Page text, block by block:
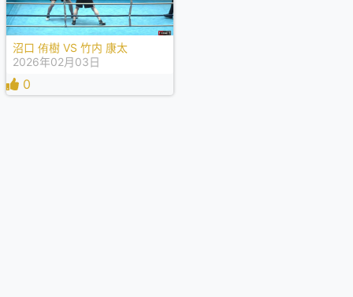
沼口 侑樹 VS 竹内 康太
2026年02月03日
0